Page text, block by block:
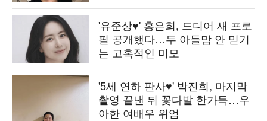
'유준상♥' 홍은희, 드디어 새 프로
필 공개했다…두 아들맘 안 믿기
는 고혹적인 미모
'5세 연하 판사♥' 박진희, 마지막
촬영 끝낸 뒤 꽃다발 한가득…우
아한 여배우 위엄